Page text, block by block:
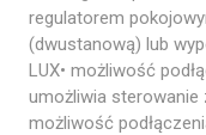
regulatorem
(dwustanową) lub
LUX• możliwość
umożliwia
możliwość